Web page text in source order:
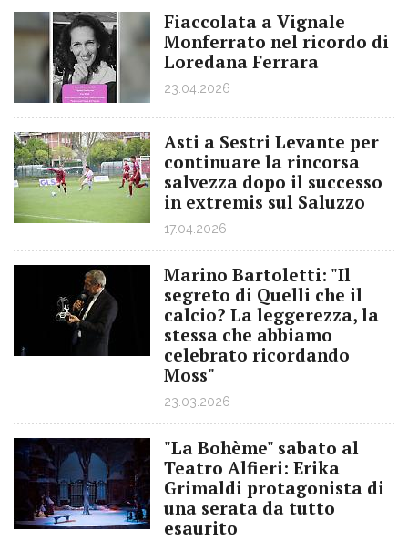
Fiaccolata a Vignale
Monferrato nel ricordo di
Loredana Ferrara
23.04.2026
Asti a Sestri Levante per
continuare la rincorsa
salvezza dopo il successo
in extremis sul Saluzzo
17.04.2026
Marino Bartoletti: "Il
segreto di Quelli che il
calcio? La leggerezza, la
stessa che abbiamo
celebrato ricordando
Moss"
23.03.2026
"La Bohème" sabato al
Teatro Alfieri: Erika
Grimaldi protagonista di
una serata da tutto
esaurito